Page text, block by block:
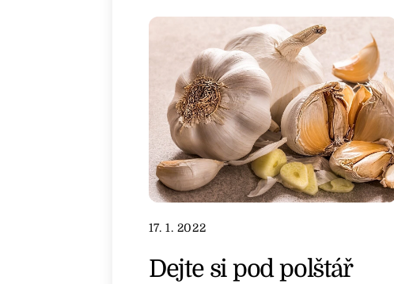
17. 1. 2022
Dejte si pod polštář